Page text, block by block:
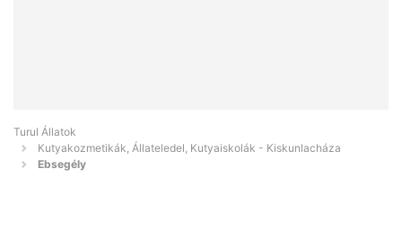
Turul Állatok
Kutyakozmetikák, Állateledel, Kutyaiskolák - Kiskunlacháza
Ebsegély